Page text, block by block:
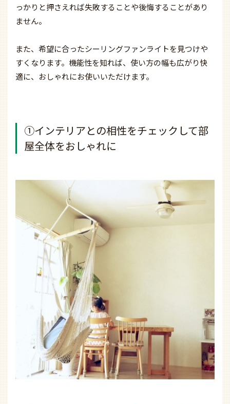
っかりと押さえれば失敗することや後悔することがあり
ません。
また、希望に合ったシーリングファンライトを見つけや
すくなります。機能性を知れば、使い方の幅も広がり快
適に、おしゃれにお使いいただけます。
①インテリアとの相性をチェックして部
屋全体をおしゃれに